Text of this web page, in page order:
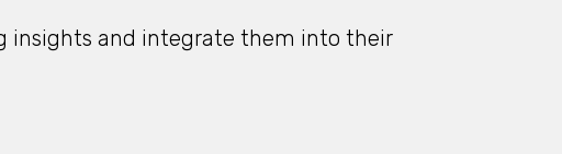
insights and integrate them into their